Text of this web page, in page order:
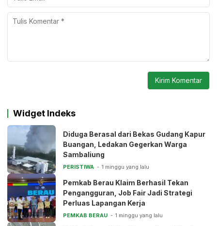
Widget Indeks
Diduga Berasal dari Bekas Gudang Kapur
Buangan, Ledakan Gegerkan Warga
Sambaliung
PERISTIWA 1 minggu yang lalu
Pemkab Berau Klaim Berhasil Tekan
Pengangguran, Job Fair Jadi Strategi
Perluas Lapangan Kerja
PEMKAB BERAU 1 minggu yang lalu